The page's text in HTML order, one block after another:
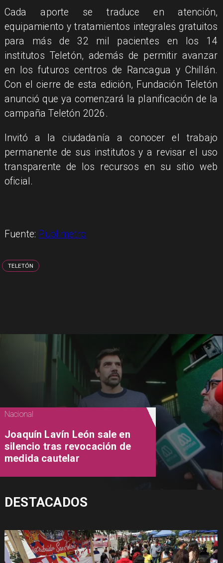
Cada aporte se traduce en atención,
equipamiento y tratamientos integrales gratuitos
para más de 32 mil pacientes en los 14
institutos Teletón, además de permitir avanzar
en los futuros centros de Rancagua y Chillán.
Con el cierre de esta edición, Fundación Teletón
anunció que ya comenzará la planificación de la
campaña Teletón 2026.
Invitó a la ciudadanía a conocer el trabajo
permanente de sus institutos y a revisar el uso
transparente de los recursos en su sitio web
oficial.
Fuente: Publimetro
TELETÓN
Nacional
Joaquín Lavín León sale en
silencio tras revocación de
medida cautelar
DESTACADOS